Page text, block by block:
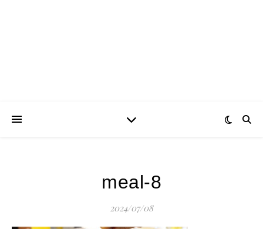
meal-8
2024/07/08